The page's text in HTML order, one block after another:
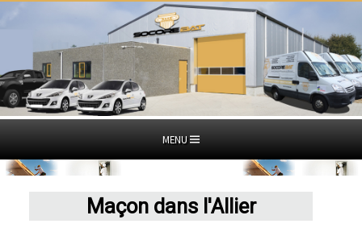
MENU
Maçon dans l'Allier